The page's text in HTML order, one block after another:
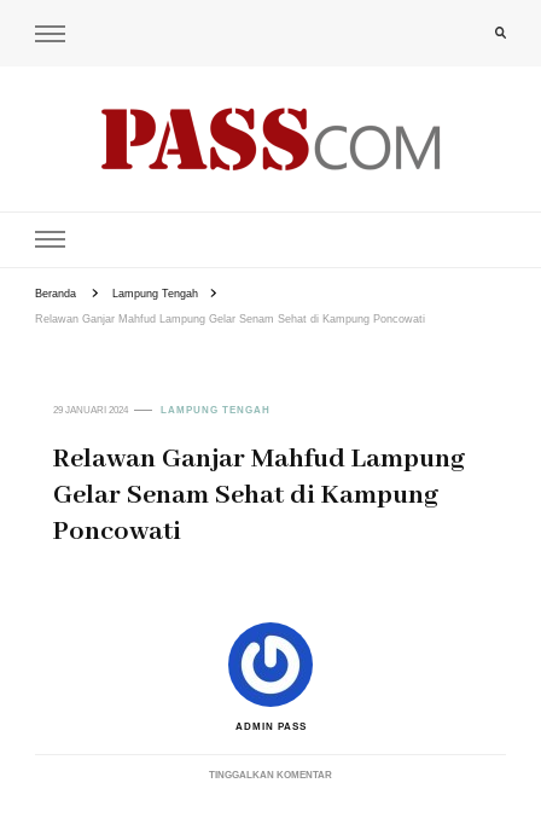
Beranda Lampung Tengah
Relawan Ganjar Mahfud Lampung Gelar Senam Sehat di Kampung Poncowati
29 JANUARI 2024 LAMPUNG TENGAH
Relawan Ganjar Mahfud Lampung
Gelar Senam Sehat di Kampung
Poncowati
ADMIN PASS
TINGGALKAN KOMENTARPADA